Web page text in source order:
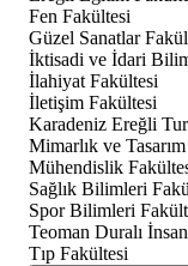
Fen Fakültesi
Güzel Sanatlar
İktisadi ve İdari
İlahiyat Fakültesi
İletişim Fakültesi
Karadeniz Ereğli
Mimarlık ve
Mühendislik
Sağlık Bilimleri
Spor Bilimleri
Teoman Duralı
Tıp Fakültesi